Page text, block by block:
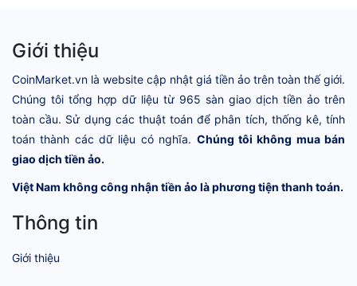
Giới thiệu
CoinMarket.vn là website cập nhật giá tiền ảo trên toàn thế giới.
Chúng tôi tổng hợp dữ liệu từ 965 sàn giao dịch tiền ảo trên
toàn cầu. Sử dụng các thuật toán để phân tích, thống kê, tính
toán thành các dữ liệu có nghĩa. Chúng tôi không mua bán
giao dịch tiền ảo.
Việt Nam không công nhận tiền ảo là phương tiện thanh toán.
Thông tin
Giới thiệu